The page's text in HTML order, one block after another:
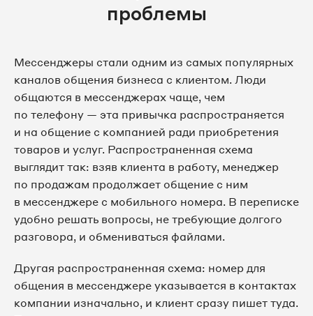
проблемы
Мессенджеры стали одним из самых популярных
каналов общения бизнеса с клиентом. Люди
общаются в мессенджерах чаще, чем
по телефону — эта привычка распространяется
и на общение с компанией ради приобретения
товаров и услуг. Распространенная схема
выглядит так: взяв клиента в работу, менеджер
по продажам продолжает общение с ним
в мессенджере с мобильного номера. В переписке
удобно решать вопросы, не требующие долгого
разговора, и обмениваться файлами.
Другая распространенная схема: номер для
общения в мессенджере указывается в контактах
компании изначально, и клиент сразу пишет туда.